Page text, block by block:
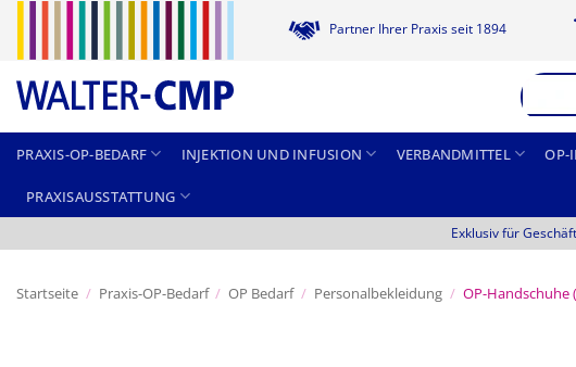
springen
Partner Ihrer Praxis seit 1894
PRAXIS-OP-BEDARF INJEKTION UND INFUSION VERBANDMITTEL OP-
PRAXISAUSSTATTUNG
Exklusiv für
Startseite / Praxis-OP-Bedarf / OP Bedarf / Personalbekleidung / OP-Handschuhe